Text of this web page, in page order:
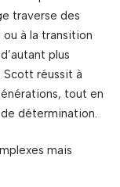
traverse des
à la transition
plus
Scott réussit à
tout en
détermination.
mais